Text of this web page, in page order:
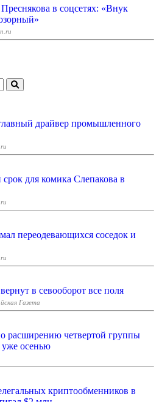
в соцсетях: «Внук
драйвер промышленного
для комика Слепакова в
переодевающихся соседок и
в севооборот все поля
Газета
расширению четвертой группы
осенью
криптообменников в